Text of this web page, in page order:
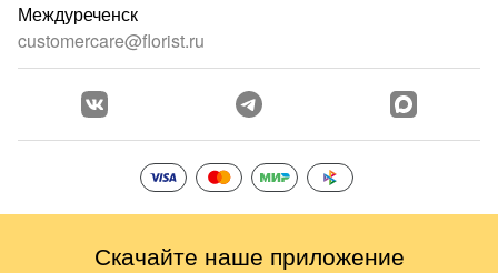
Междуреченск
customercare@florist.ru
Скачайте наше приложение